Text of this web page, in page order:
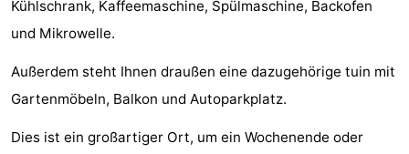
Wijngaerde
Ferienhäuser
Buitenhof
Domburg
-
Hof
-
Kühlschrank, Kaffeemaschine, Spülmaschine, Backofen
und Mikrowelle.
Außerdem steht Ihnen draußen eine dazugehörige tuin mit
Gartenmöbeln, Balkon und Autoparkplatz.
Dies ist ein großartiger Ort, um ein Wochenende oder